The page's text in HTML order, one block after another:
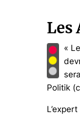
Les
«
Politik